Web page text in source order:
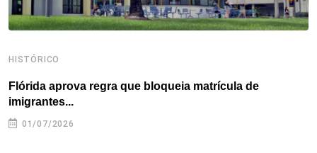
HISTÓRICO
Flórida aprova regra que bloqueia matrícula de
imigrantes...
01/07/2026